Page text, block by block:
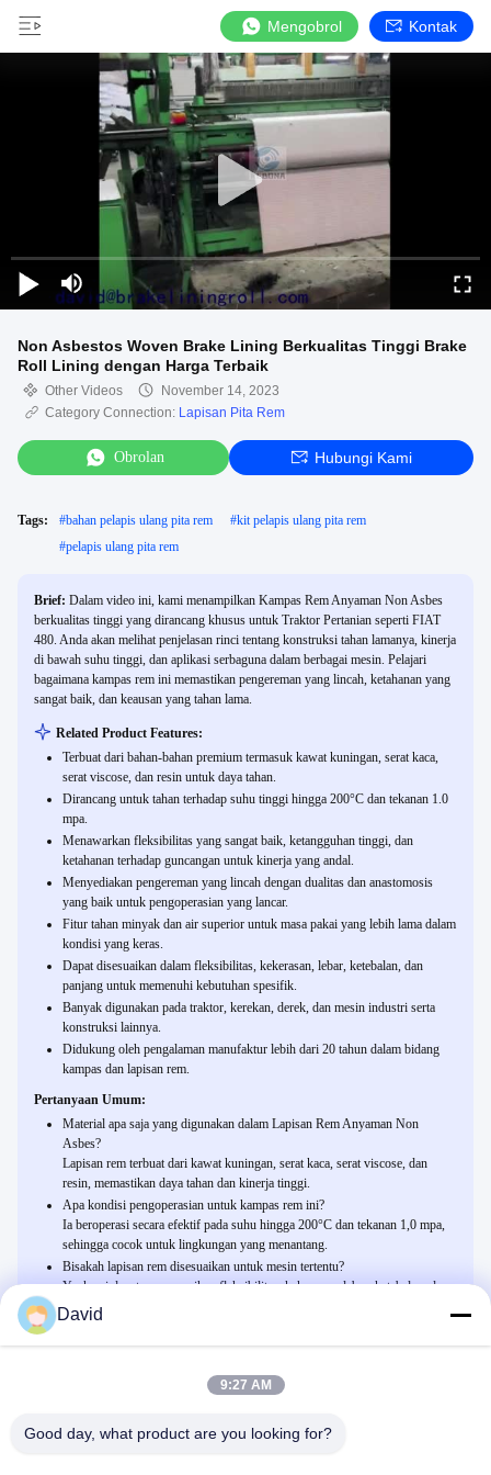
Mengobrol Kontak
Non Asbestos Woven Brake Lining Berkualitas Tinggi Brake
Roll Lining dengan Harga Terbaik
Other Videos
November 14, 2023
Category Connection: Lapisan Pita Rem
Obrolan Hubungi Kami
Tags: #bahan pelapis ulang pita rem #kit pelapis ulang pita rem
#pelapis ulang pita rem
Brief: Dalam video ini, kami menampilkan Kampas Rem Anyaman Non Asbes
berkualitas tinggi yang dirancang khusus untuk Traktor Pertanian seperti FIAT
480. Anda akan melihat penjelasan rinci tentang konstruksi tahan lamanya, kinerja
di bawah suhu tinggi, dan aplikasi serbaguna dalam berbagai mesin. Pelajari
bagaimana kampas rem ini memastikan pengereman yang lincah, ketahanan yang
sangat baik, dan keausan yang tahan lama.
Related Product Features:
Terbuat dari bahan-bahan premium termasuk kawat kuningan, serat kaca,
serat viscose, dan resin untuk daya tahan.
Dirancang untuk tahan terhadap suhu tinggi hingga 200°C dan tekanan 1.0
mpa.
Menawarkan fleksibilitas yang sangat baik, ketangguhan tinggi, dan
ketahanan terhadap guncangan untuk kinerja yang andal.
Menyediakan pengereman yang lincah dengan dualitas dan anastomosis
yang baik untuk pengoperasian yang lancar.
Fitur tahan minyak dan air superior untuk masa pakai yang lebih lama dalam
kondisi yang keras.
Dapat disesuaikan dalam fleksibilitas, kekerasan, lebar, ketebalan, dan
panjang untuk memenuhi kebutuhan spesifik.
Banyak digunakan pada traktor, kerekan, derek, dan mesin industri serta
konstruksi lainnya.
Didukung oleh pengalaman manufaktur lebih dari 20 tahun dalam bidang
kampas dan lapisan rem.
Pertanyaan Umum:
Material apa saja yang digunakan dalam Lapisan Rem Anyaman Non
Asbes?
Lapisan rem terbuat dari kawat kuningan, serat kaca, serat viscose, dan
resin, memastikan daya tahan dan kinerja tinggi.
Apa kondisi pengoperasian untuk kampas rem ini?
Ia beroperasi secara efektif pada suhu hingga 200°C dan tekanan 1,0 mpa,
sehingga cocok untuk lingkungan yang menantang.
Bisakah lapisan rem disesuaikan untuk mesin tertentu?
Ya, kami dapat menyesuaikan fleksibilitas, kekerasan, lebar, ketebalan, dan
panjang untuk memenuhi kebutuhan dan aplikasi spesifik Anda.
Tractor FIAT 480
David
9:27 AM
Good day, what product are you looking for?